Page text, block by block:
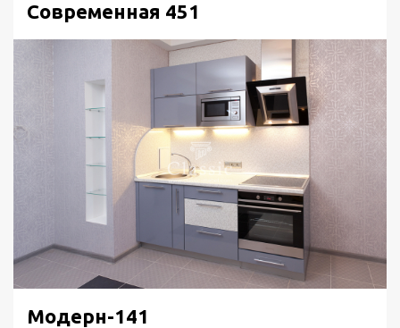
Современная 451
Модерн-141